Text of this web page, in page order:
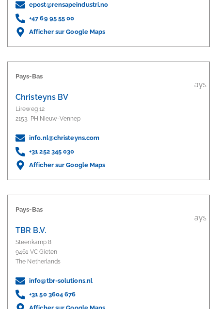
epost@rensapeindustri.no
+47 69 95 55 00
Afficher sur Google Maps
Pays-Bas
Christeyns BV
Lireweg 12
2153, PH Nieuw-Vennep
info.nl@christeyns.com
+31 252 345 030
Afficher sur Google Maps
Pays-Bas
TBR B.V.
Steenkamp 8
9461 VC Gieten
The Netherlands
info@tbr-solutions.nl
+31 50 3604 676
Afficher sur Google Maps